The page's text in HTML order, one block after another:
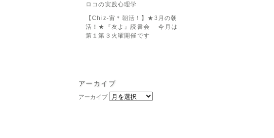
ロコの実践心理学
【Chiz-宙＊朝活！】★3月の朝
活！★『友よ』読書会 今月は
第１第３火曜開催です
アーカイブ
アーカイブ